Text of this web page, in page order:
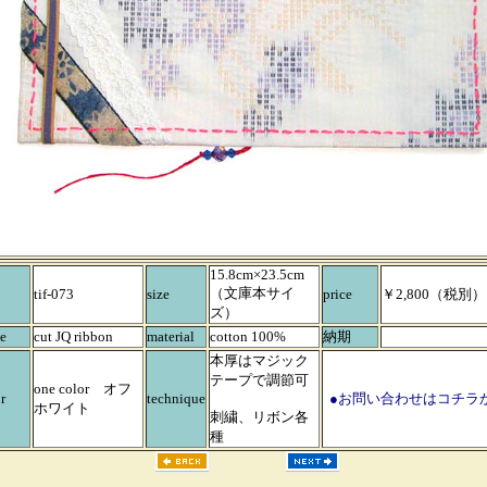
tif-073 size
15.8cm×23.5cm
（文庫本サイ
ズ）
price ￥2,800（税別）
cut JQ ribbon material cotton 100% 納期
one color オフ
ホワイト
technique
本厚はマジック
テープで調節可
刺繍、リボン各
種
●お問い合わせはコチラ